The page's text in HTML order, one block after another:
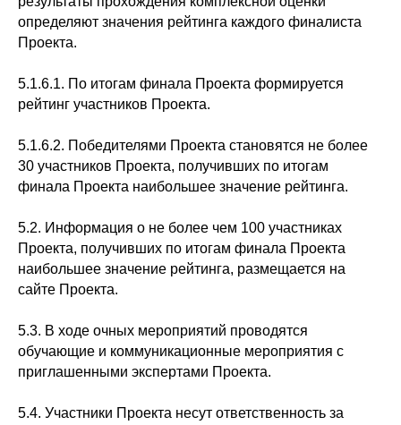
определяют значения рейтинга каждого финалиста
Проекта.
5.1.6.1. По итогам финала Проекта формируется
рейтинг участников Проекта.
5.1.6.2. Победителями Проекта становятся не более
30 участников Проекта, получивших по итогам
финала Проекта наибольшее значение рейтинга.
5.2. Информация о не более чем 100 участниках
Проекта, получивших по итогам финала Проекта
наибольшее значение рейтинга, размещается на
сайте Проекта.
5.3. В ходе очных мероприятий проводятся
обучающие и коммуникационные мероприятия с
приглашенными экспертами Проекта.
5.4. Участники Проекта несут ответственность за